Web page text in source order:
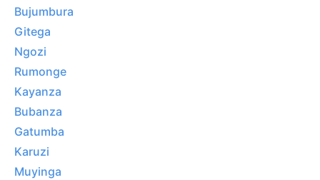
Bujumbura
Gitega
Ngozi
Rumonge
Kayanza
Bubanza
Gatumba
Karuzi
Muyinga